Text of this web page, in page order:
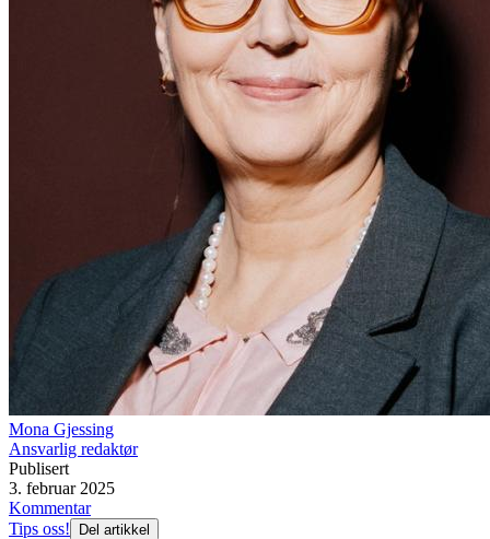
Mona Gjessing
Ansvarlig redaktør
Publisert
3. februar 2025
Kommentar
Tips oss!
Del artikkel